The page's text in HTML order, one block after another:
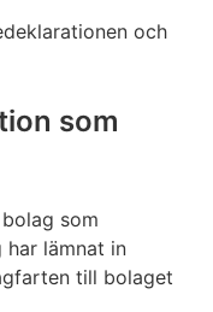
och
som
som
lämnat in
till bolaget